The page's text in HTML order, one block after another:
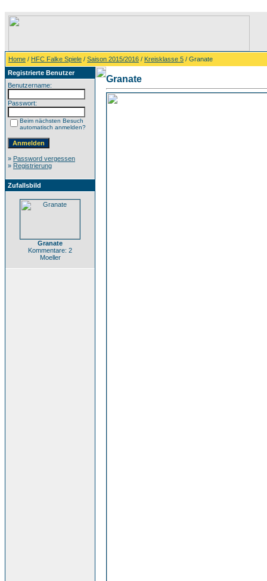
Home / HFC Falke Spiele / Saison 2015/2016 / Kreisklasse 5 / Granate
Registrierte Benutzer
Benutzername:
Passwort:
Beim nächsten Besuch
automatisch anmelden?
» Password vergessen
» Registrierung
Zufallsbild
Granate
Kommentare: 2
Moeller
Granate